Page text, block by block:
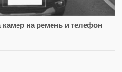
камер на ремень и телефон